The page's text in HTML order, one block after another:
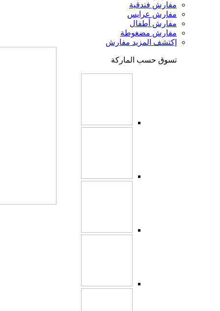
مفارش فندقية
مفارش عرايس
مفارش أطفال
مفارش مضغوطة
إكتشف المزيد مفارش
تسوق حسب الماركة